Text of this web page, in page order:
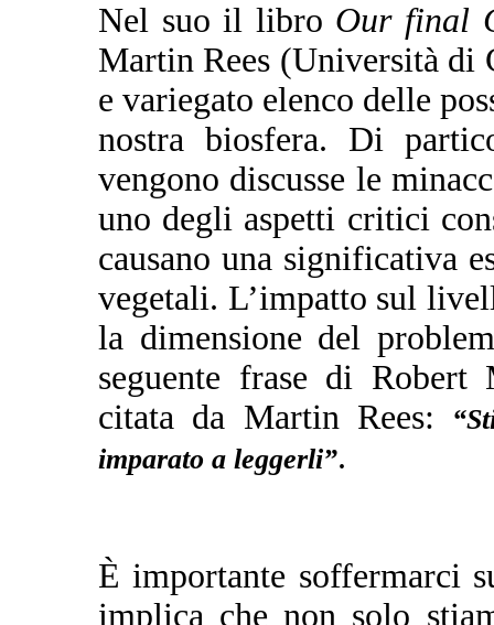
Nel suo il libro Our final
Martin Rees (Università di
e variegato elenco delle
nostra biosfera. Di
vengono discusse le
uno degli aspetti critici
causano una significativa
vegetali. L’impatto sul
la dimensione del
seguente frase di
citata da Martin Rees:
imparato a leggerli”.
È importante soffermarci
implica che non solo